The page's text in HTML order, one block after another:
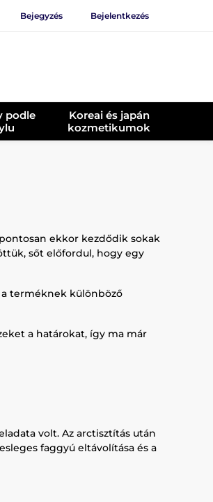
Bejegyzés Bejelentkezés
podle
Koreai és japán
kozmetikumok
pontosan ekkor kezdődik sokak
sőt előfordul, hogy egy
a terméknek különböző
a határokat, így ma már
volt. Az arctisztítás után
faggyú eltávolítása és a